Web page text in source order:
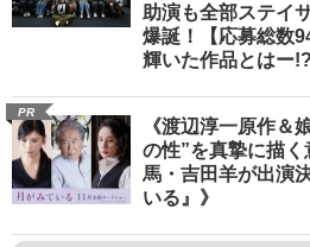
助演も全部ステイ
爆誕！【応募総数
輝いた作品とはー!?
PR
《渡辺淳一原作＆
の性”を真摯に描
馬・吉田羊が出演
いる』》